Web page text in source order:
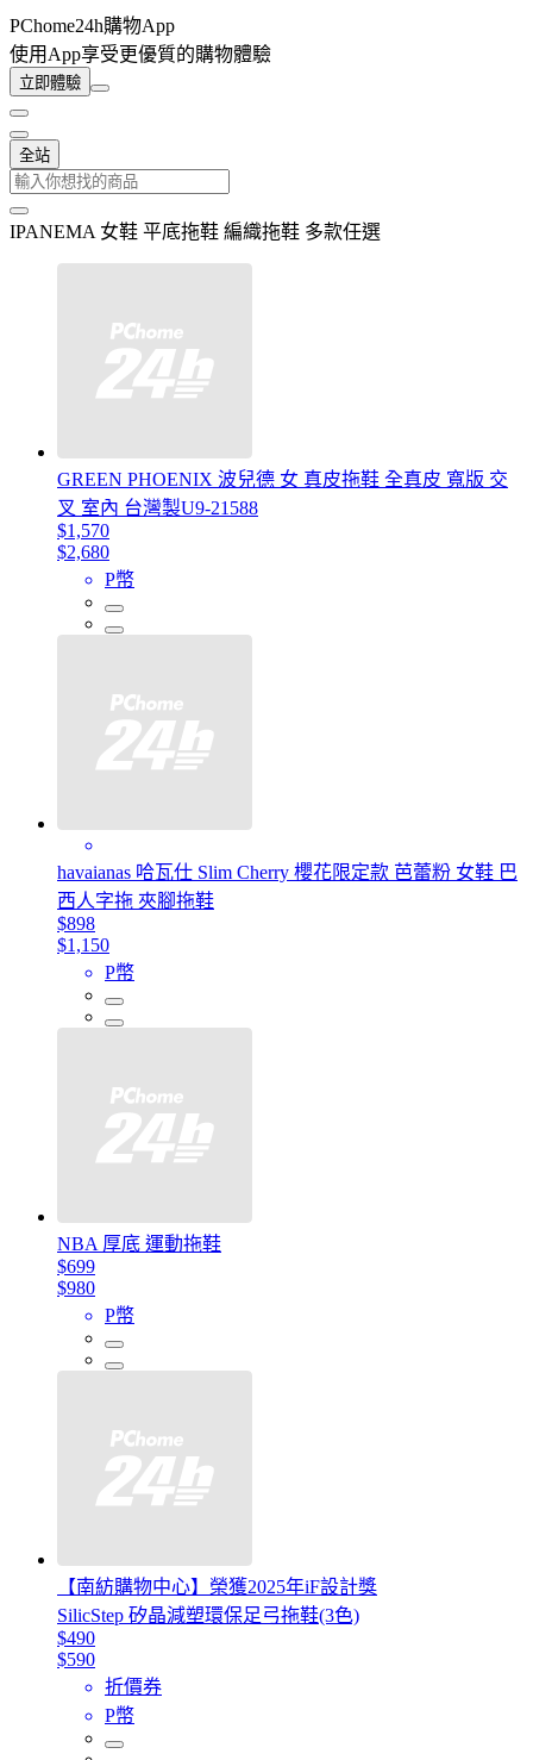
PChome24h購物App
使用App享受更優質的購物體驗
立即體驗
全站
IPANEMA 女鞋 平底拖鞋 編織拖鞋 多款任選
GREEN PHOENIX 波兒德 女 真皮拖鞋 全真皮 寬版 交
叉 室內 台灣製U9-21588
$1,570
$2,680
P幣
havaianas 哈瓦仕 Slim Cherry 櫻花限定款 芭蕾粉 女鞋 巴
西人字拖 夾腳拖鞋
$898
$1,150
P幣
NBA 厚底 運動拖鞋
$699
$980
P幣
【南紡購物中心】榮獲2025年iF設計獎
SilicStep 矽晶減塑環保足弓拖鞋(3色)
$490
$590
折價券
P幣